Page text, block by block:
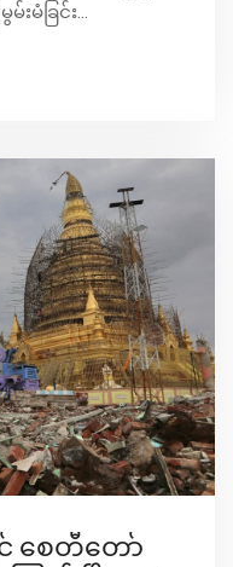
းမံခြင်း...
စေတီတော်